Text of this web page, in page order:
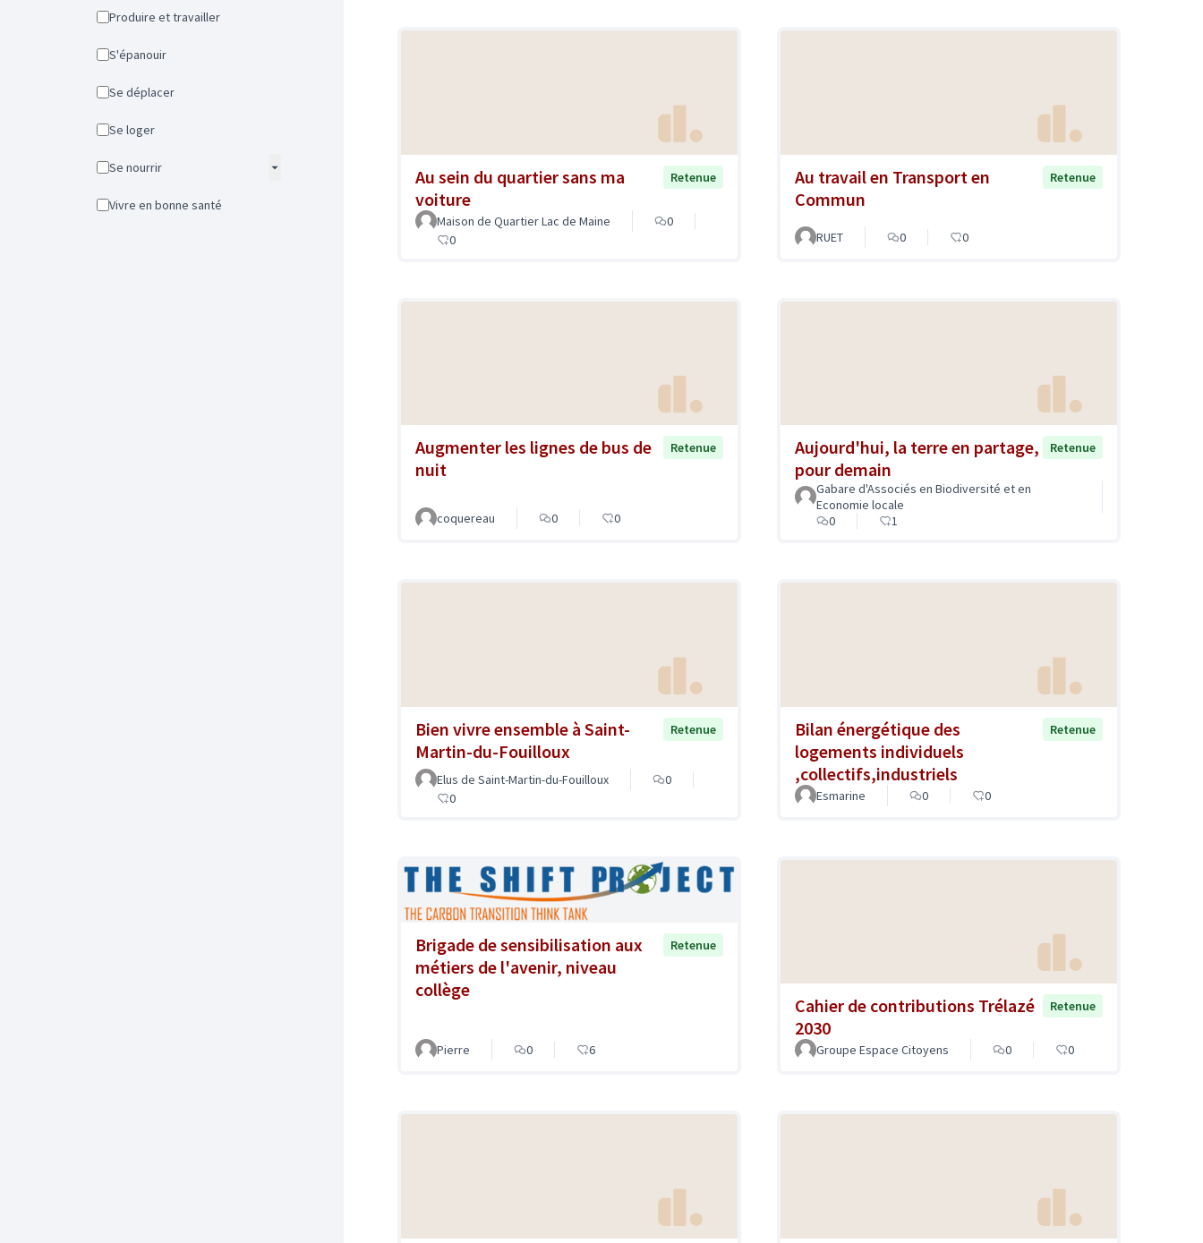
Produire et travailler
S'épanouir
Se déplacer
Se loger
Se nourrir
Vivre en bonne santé
Au sein du quartier sans ma
voiture
Retenue
Maison de Quartier Lac de Maine
0
0
Au travail en Transport en
Commun
Retenue
RUET 0 0
Augmenter les lignes de bus de
nuit
Retenue
coquereau 0 0
Aujourd'hui, la terre en partage,
pour demain
Retenue
Gabare d'Associés en Biodiversité et en
Economie locale
0
1
Bien vivre ensemble à Saint-
Martin-du-Fouilloux
Retenue
Elus de Saint-Martin-du-Fouilloux
0
0
Bilan énergétique des
logements individuels
,collectifs,industriels
Retenue
Esmarine 0 0
Brigade de sensibilisation aux
métiers de l'avenir, niveau
collège
Retenue
Pierre 0 6
Cahier de contributions Trélazé
2030
Retenue
Groupe Espace Citoyens 0 0